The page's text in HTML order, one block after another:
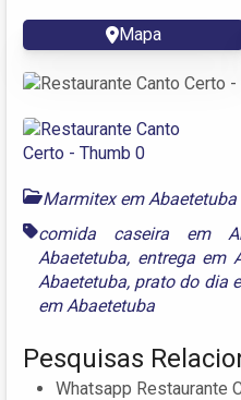
Mapa
Marmitex em Abaetetuba
comida caseira em
Abaetetuba, entrega em
Abaetetuba, prato do dia
em Abaetetuba
Pesquisas
Whatsapp Restaurante